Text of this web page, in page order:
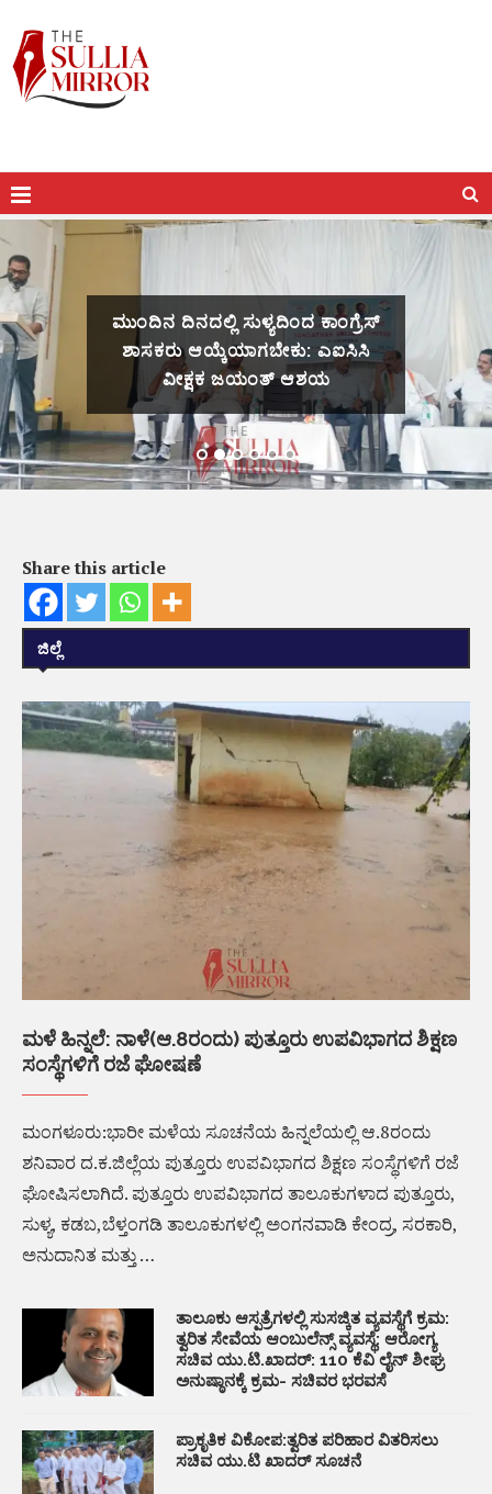
ಮುಂದಿನ ದಿನದಲ್ಲಿ ಸುಳ್ಯದಿಂದ ಕಾಂಗ್ರೆಸ್
ಶಾಸಕರು ಆಯ್ಕೆಯಾಗಬೇಕು: ಎಐಸಿಸಿ
ವೀಕ್ಷಕ ಜಯಂತ್ ಆಶಯ
Share this article
ಜಿಲ್ಲೆ
ಮಳೆ ಹಿನ್ನಲೆ: ನಾಳೆ(ಆ.8ರಂದು) ಪುತ್ತೂರು ಉಪವಿಭಾಗದ ಶಿಕ್ಷಣ
ಸಂಸ್ಥೆಗಳಿಗೆ ರಜೆ ಘೋಷಣೆ
ಮಂಗಳೂರು:ಭಾರೀ ಮಳೆಯ ಸೂಚನೆಯ ಹಿನ್ನಲೆಯಲ್ಲಿ ಆ.8ರಂದು
ಶನಿವಾರ ದ.ಕ.ಜಿಲ್ಲೆಯ ಪುತ್ತೂರು ಉಪವಿಭಾಗದ ಶಿಕ್ಷಣ ಸಂಸ್ಥೆಗಳಿಗೆ ರಜೆ
ಘೋಷಿಸಲಾಗಿದೆ. ಪುತ್ತೂರು ಉಪವಿಭಾಗದ ತಾಲೂಕುಗಳಾದ ಪುತ್ತೂರು,
ಸುಳ್ಯ, ಕಡಬ,ಬೆಳ್ತಂಗಡಿ ತಾಲೂಕುಗಳಲ್ಲಿ ಅಂಗನವಾಡಿ ಕೇಂದ್ರ, ಸರಕಾರಿ,
ಅನುದಾನಿತ ಮತ್ತು …
ತಾಲೂಕು ಆಸ್ಪತ್ರೆಗಳಲ್ಲಿ ಸುಸಜ್ಕಿತ ವ್ಯವಸ್ಥೆಗೆ ಕ್ರಮ:
ತ್ವರಿತ ಸೇವೆಯ ಆಂಬುಲೆನ್ಸ್ ವ್ಯವಸ್ಥೆ: ಆರೋಗ್ಯ
ಸಚಿವ ಯು.ಟಿ.ಖಾದರ್: 110 ಕೆವಿ ಲೈನ್ ಶೀಘ್ರ
ಅನುಷ್ಠಾನಕ್ಕೆ ಕ್ರಮ- ಸಚಿವರ ಭರವಸೆ
ಪ್ರಾಕೃತಿಕ ವಿಕೋಪ:ತ್ವರಿತ ಪರಿಹಾರ ವಿತರಿಸಲು
ಸಚಿವ ಯು.ಟಿ ಖಾದರ್ ಸೂಚನೆ